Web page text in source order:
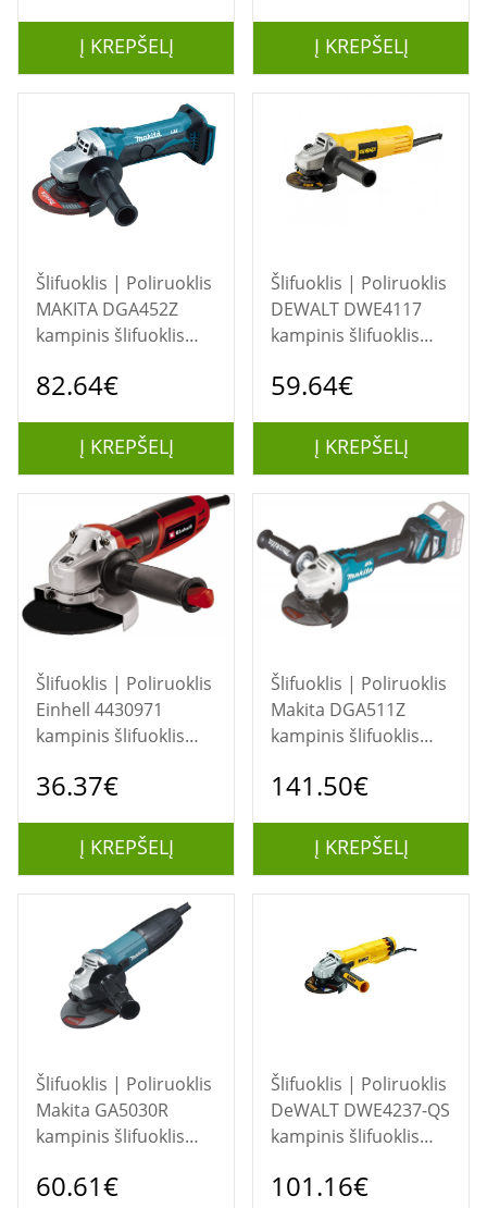
Į KREPŠELĮ Į KREPŠELĮ
Šlifuoklis | Poliruoklis
MAKITA DGA452Z
kampinis šlifuoklis
Mėlyna
82.64€
Į KREPŠELĮ
Šlifuoklis | Poliruoklis
DEWALT DWE4117
kampinis šlifuoklis
Geltona
59.64€
Į KREPŠELĮ
Šlifuoklis | Poliruoklis
Einhell 4430971
kampinis šlifuoklis
36.37€
Į KREPŠELĮ
Šlifuoklis | Poliruoklis
Makita DGA511Z
kampinis šlifuoklis
141.50€
Į KREPŠELĮ
Šlifuoklis | Poliruoklis
Makita GA5030R
kampinis šlifuoklis
720 W 1,8 kg
60.61€
Šlifuoklis | Poliruoklis
DeWALT DWE4237-QS
kampinis šlifuoklis
22 kg
101.16€